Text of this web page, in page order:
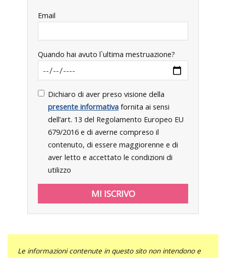
Email
Quando hai avuto l`ultima mestruazione?
Dichiaro di aver preso visione della
presente informativa fornita ai sensi
dell’art. 13 del Regolamento Europeo EU
679/2016 e di averne compreso il
contenuto, di essere maggiorenne e di
aver letto e accettato le condizioni di
utilizzo
Le informazioni contenute in questo sito non intendono e